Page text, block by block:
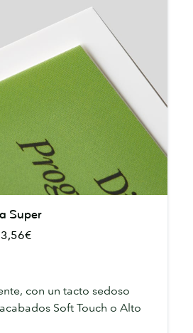
Super
con un tacto sedoso
Soft Touch o Alto